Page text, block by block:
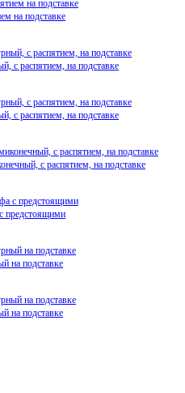
на подставке
с распятием, на подставке
с распятием, на подставке
с распятием, на подставке
предстоящими
на подставке
на подставке